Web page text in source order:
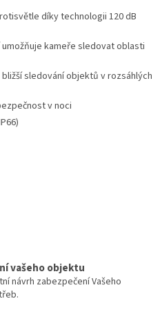
díky technologii 120 dB
kameře sledovat oblasti
sledování objektů v rozsáhlých
v noci
vašeho objektu
návrh zabezpečení Vašeho